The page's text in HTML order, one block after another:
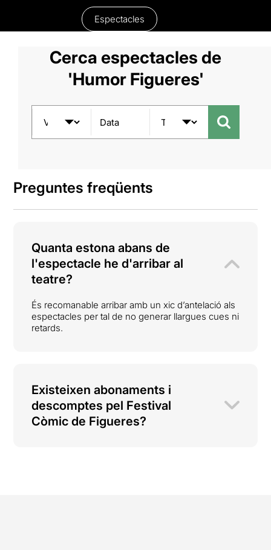
Espectacles
Cerca espectacles de
'Humor Figueres'
Data
Preguntes freqüents
Quanta estona abans de
l'espectacle he d'arribar al
teatre?
És recomanable arribar amb un xic d’antelació als
espectacles per tal de no generar llargues cues ni
retards.
Existeixen abonaments i
descomptes pel Festival
Còmic de Figueres?